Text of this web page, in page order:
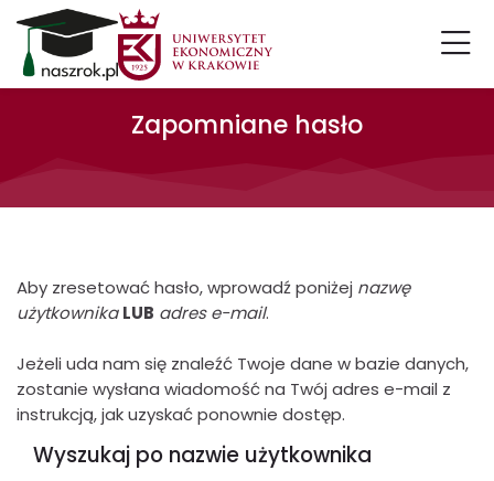
Skip to navigation
Skip to login form
Przejdź do głównej zawartości
Skip to accessibility options
Skip to footer
Skip accessibility options
Zapomniane hasło
Aby zresetować hasło, wprowadź poniżej nazwę
użytkownika LUB adres e-mail.
Jeżeli uda nam się znaleźć Twoje dane w bazie danych,
zostanie wysłana wiadomość na Twój adres e-mail z
instrukcją, jak uzyskać ponownie dostęp.
Wyszukaj po nazwie użytkownika
Wyszukaj po nazwie użytkownika